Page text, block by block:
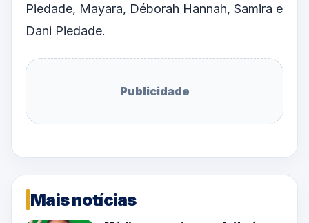
Piedade, Mayara, Déborah Hannah, Samira e
Dani Piedade.
Publicidade
Mais notícias